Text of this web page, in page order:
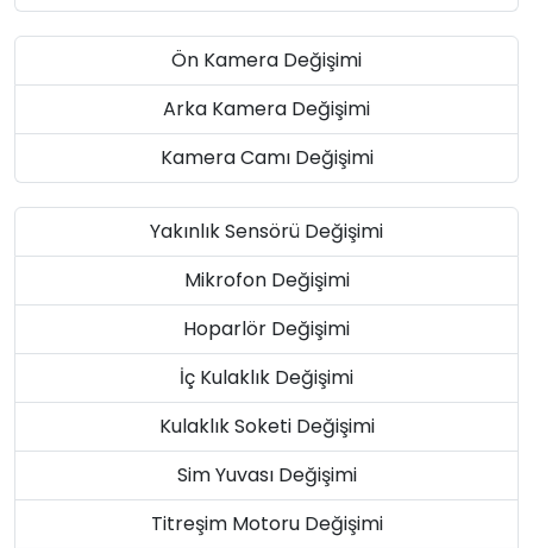
Ön Kamera Değişimi
Arka Kamera Değişimi
Kamera Camı Değişimi
Yakınlık Sensörü Değişimi
Mikrofon Değişimi
Hoparlör Değişimi
İç Kulaklık Değişimi
Kulaklık Soketi Değişimi
Sim Yuvası Değişimi
Titreşim Motoru Değişimi